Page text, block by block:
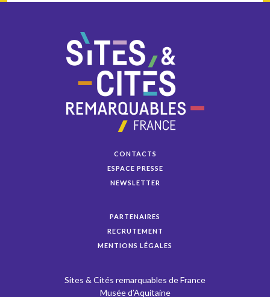
CONTACTS
ESPACE PRESSE
NEWSLETTER
PARTENAIRES
RECRUTEMENT
MENTIONS LÉGALES
Sites & Cités remarquables de France
Musée d’Aquitaine